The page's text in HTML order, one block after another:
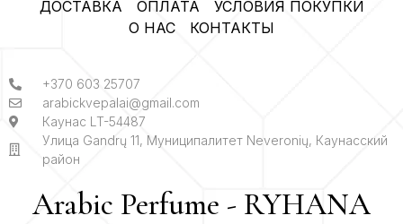
ДОСТАВКА ОПЛАТА
УСЛОВИЯ ПОКУПКИ
О НАС
КОНТАКТЫ
+370 603 25707
arabickvepalai@gmail.com
Каунас LT-54487
Улица Gandrų 11, Муниципалитет Neveronių, Каунасский
район
Arabic Perfume - RYHANA